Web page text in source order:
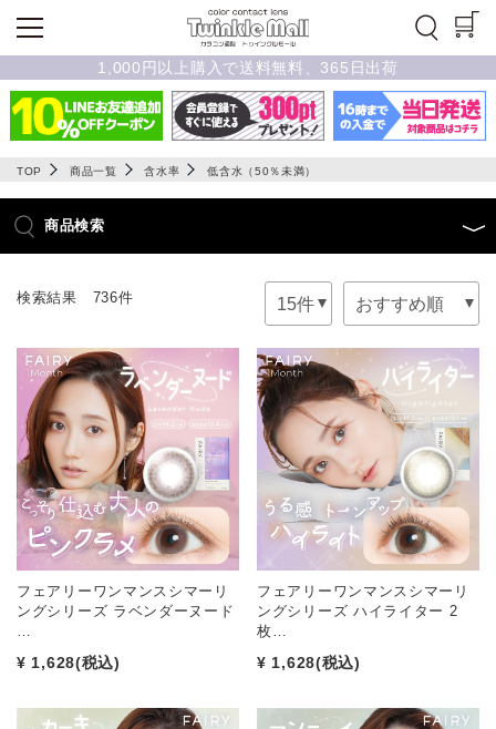
1,000円以上購入で送料無料、365日出荷
TOP 商品一覧 含水率 低含水（50％未満）
商品検索
検索結果 736件
フェアリーワンマンスシマーリ
ングシリーズ ラベンダーヌード
…
¥ 1,628(税込)
フェアリーワンマンスシマーリ
ングシリーズ ハイライター 2
枚…
¥ 1,628(税込)